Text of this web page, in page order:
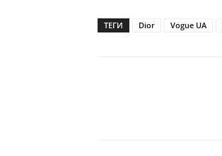
ТЕГИ Dior Vogue UA